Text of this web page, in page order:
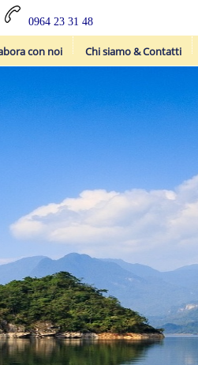
0964 23 31 48
con noi Chi siamo & Contatti